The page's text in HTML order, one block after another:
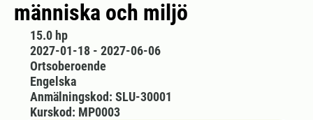
människa och miljö
15.0 hp
2027-01-18 - 2027-06-06
Ortsoberoende
Engelska
Anmälningskod: SLU-30001
Kurskod: MP0003